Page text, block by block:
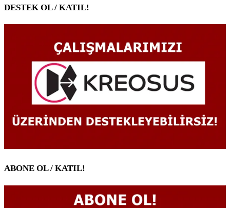
DESTEK OL / KATIL!
ABONE OL / KATIL!